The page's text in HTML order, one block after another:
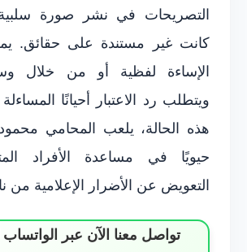
التصريحات في نشر صورة
كانت غير مستندة على حقائق.
الإساءة لفظية أو من خلال
ويتطلب رد الاعتبار أحيانًا
هذه الحالة، يلعب المحامي
حيويًا في مساعدة الأفراد
التعويض عن الأضرار الإعلامية من
تواصل معنا الآن عبر